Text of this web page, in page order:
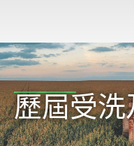
歷屆受